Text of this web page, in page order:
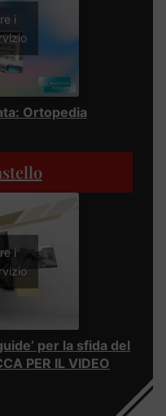
i
Ortopedia
i
per la sfida del
PER IL VIDEO